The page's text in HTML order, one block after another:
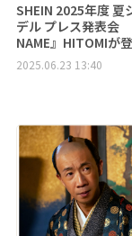
SHEIN 2025年度 夏
デル プレス発表会
NAME』HITOMIが
2025.06.23 13:40